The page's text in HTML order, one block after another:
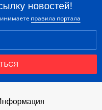
новостей!
правила портала